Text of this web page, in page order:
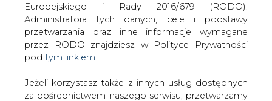
WŁĄCZ CIRE.TV
Europejskiego i Rady 2016/679 (RODO).
Administratora tych danych, cele i podstawy
przetwarzania oraz inne informacje wymagane
przez RODO znajdziesz w Polityce Prywatności
pod tym linkiem.
Jeżeli korzystasz także z innych usług dostępnych
za pośrednictwem naszego serwisu, przetwarzamy